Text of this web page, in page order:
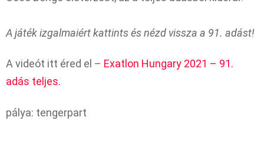
A játék izgalmaiért kattints és nézd vissza a 91. adást!
A videót itt éred el – Exatlon Hungary 2021 – 91.
adás teljes.
pálya: tengerpart